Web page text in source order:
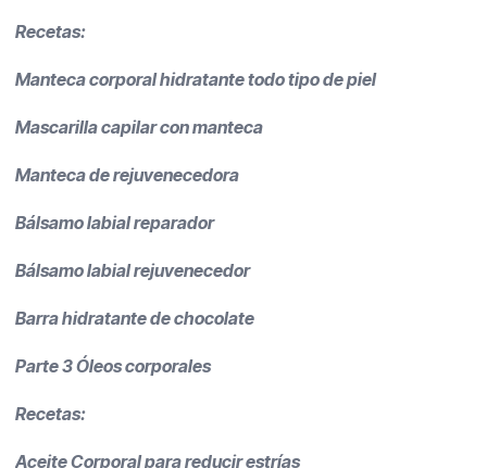
Recetas:
Manteca corporal hidratante todo tipo de piel
Mascarilla capilar con manteca
Manteca de rejuvenecedora
Bálsamo labial reparador
Bálsamo labial rejuvenecedor
Barra hidratante de chocolate
Parte 3 Óleos corporales
Recetas:
Aceite Corporal para reducir estrías